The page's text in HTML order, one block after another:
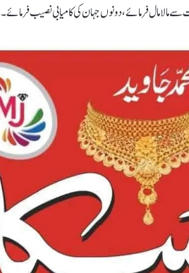
مالامال فرمائے ، دونوں جہان کی کامیابی نصیب فرمائے ۔